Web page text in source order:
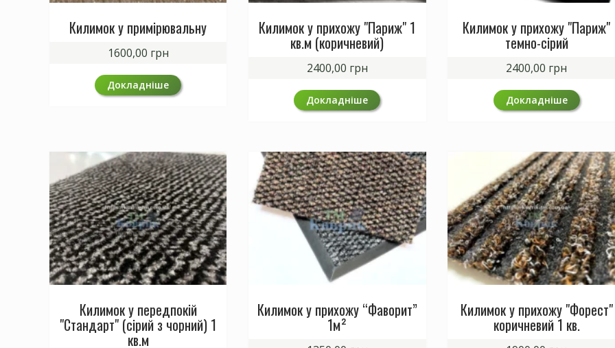
Килимок у примірювальну
1600,00 грн
Докладніше
Килимок у прихожу "Париж" 1
кв.м (коричневий)
2400,00 грн
Докладніше
Килимок у прихожу "Париж"
темно-сірий
2400,00 грн
Докладніше
Килимок у передпокій
"Стандарт" (сірий з чорний) 1
кв.м
Килимок у прихожу “Фаворит”
1м²
Килимок у прихожу "Форест"
коричневий 1 кв.